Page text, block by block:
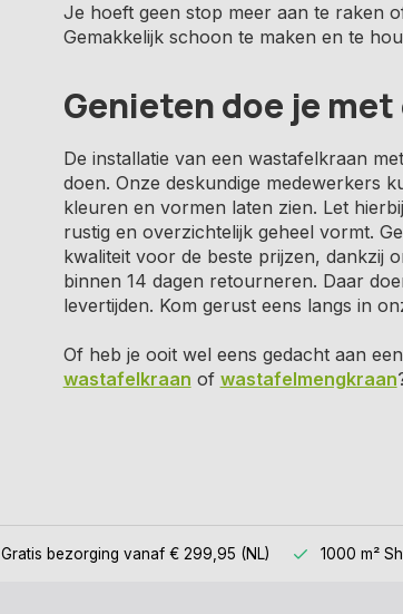
Je hoeft geen stop meer aan te raken
Gemakkelijk schoon te maken en te
Genieten doe je
De installatie van een wastafelkraan
doen. Onze deskundige medewerkers
kleuren en vormen laten zien. Let
rustig en overzichtelijk geheel vormt.
kwaliteit voor de beste prijzen, dankzij
binnen 14 dagen retourneren. Daar
levertijden. Kom gerust eens langs in
Of heb je ooit wel eens gedacht aan een
wastafelkraan of wastafelmengkraan
Gratis bezorging vanaf € 299,95 (NL) 1000 m²